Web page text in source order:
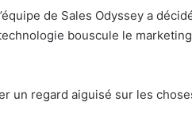
de Sales Odyssey a
bouscule le
un regard aiguisé sur les